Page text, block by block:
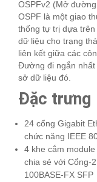
OSPFv2 (Mở
OSPF là một giao
thống tự trị dựa
dữ liệu cho trạng
liên kết giữa các
Đường đi ngắn
sở dữ liệu đó.
Đặc trưng
24 cổng Gigabit
chức năng IEEE
4 khe cắm
chia sẻ với Cổng-
100BASE-FX SFP